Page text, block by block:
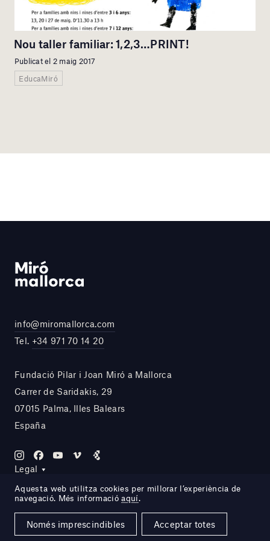
Nou taller familiar: 1,2,3…PRINT!
Publicat el 2 maig 2017
EducaMiró
info@miromallorca.com
Tel. +34 971 70 14 20
Fundació Pilar i Joan Miró a Mallorca
Carrer de Saridakis, 29
07015 Palma, Illes Balears
España
Legal
Site by DOMO—A
Aquesta web utilitza cookies per millorar l’experiència de
navegació. Més informacióaquí.
Només imprescindibles Acceptar totes